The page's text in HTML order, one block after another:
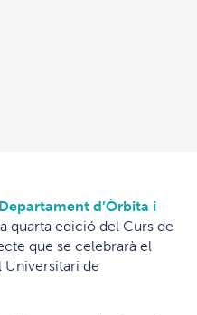
Departament d’Òrbita i
quarta edició del Curs de
que se celebrarà el
Universitari de